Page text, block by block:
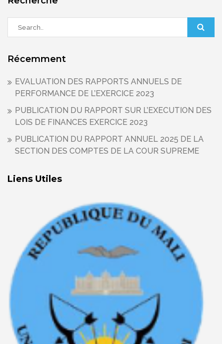
Récemment
EVALUATION DES RAPPORTS ANNUELS DE
PERFORMANCE DE L’EXERCICE 2023
PUBLICATION DU RAPPORT SUR L’EXECUTION DES
LOIS DE FINANCES EXERCICE 2023
PUBLICATION DU RAPPORT ANNUEL 2025 DE LA
SECTION DES COMPTES DE LA COUR SUPREME
Liens Utiles